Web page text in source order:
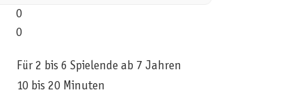
0
0
Für 2 bis 6 Spielende ab 7 Jahren
10 bis 20 Minuten